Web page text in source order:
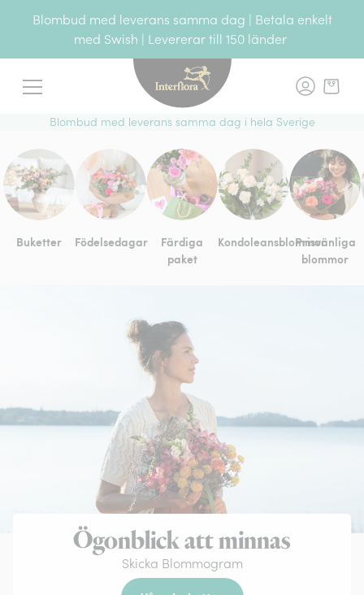
Blombud med leverans samma dag | Betala enkelt
med Swish | Levererar till 150 länder
Meny
Blombud med leverans samma dag i hela Sverige
Buketter Födelsedagar
Färdiga
paket
KondoleansblommorPrisvänliga
blommor
Ögonblick att minnas
Skicka Blommogram